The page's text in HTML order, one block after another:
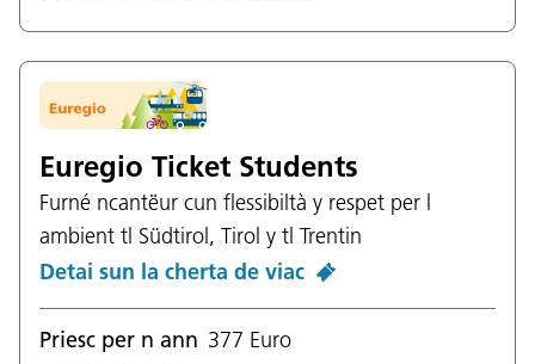
Euregio Ticket Students
Furné ncantëur cun flessibiltà y respet per l
ambient tl Südtirol, Tirol y tl Trentin
Detai sun la cherta de viac
Priesc per n ann 377 Euro